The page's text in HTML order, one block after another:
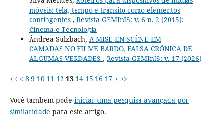
móveis: tela, tempo e trânsito como elementos
contingentes , Revista GEMInIS: v. 6 n. 2 (2015):
Cinema e Tecnologia
Ândrea Sulzbach, A MISE-EN-SCÈNE EM
CAMADAS NO FILME BARDO, FALSA CRÔNICA DE
ALGUMAS VERDADES , Revista GEMInIS: v. 17 (2026)
<< < 8 9 10 11 12 13 14 15 16 17 > >>
Você também pode iniciar uma pesquisa avançada por
similaridade para este artigo.